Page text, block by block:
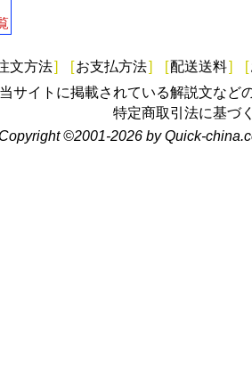
文方法] [お支払方法] [配送送料] [
サイトに掲載されている解説文など
特定商取引法に基づ
Copyright ©2001-2026 by Quick-